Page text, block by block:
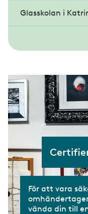
Bli
Yrkesprov
Glasskolan i
För att vara
vända din till